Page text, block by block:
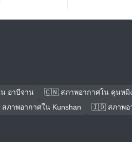
อาบีจาน
🇨🇳 สภาพอากาศใน คุนหมิ
าพอากาศใน Kunshan
🇮🇩 สภาพอ